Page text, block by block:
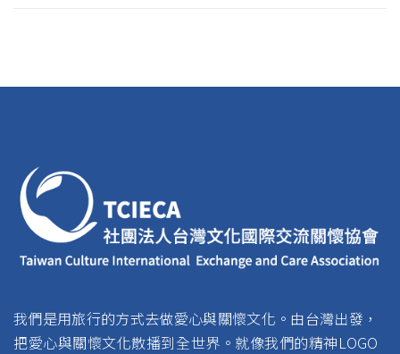
我們是用旅行的方式去做愛心與關懷文化。由台灣出發，
把愛心與關懷文化散播到全世界。就像我們的精神LOGO